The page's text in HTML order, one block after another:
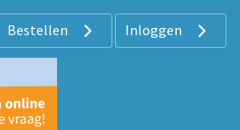
Bestellen Inloggen